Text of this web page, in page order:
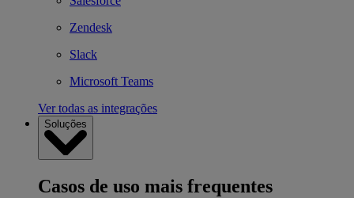
Zendesk
Slack
Microsoft Teams
Ver todas as integrações
Soluções
Casos de uso mais frequentes